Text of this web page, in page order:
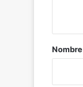
rNombre